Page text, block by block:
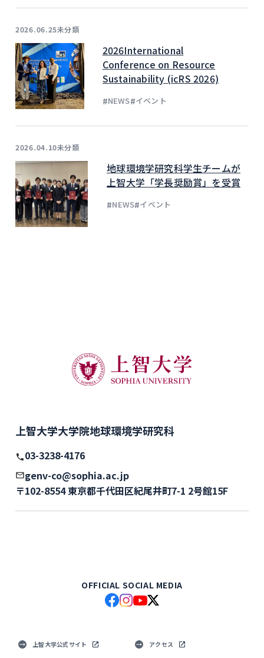
2026.06.25未分類
2026International
Conference on Resource
Sustainability (icRS 2026)
#NEWS#イベント
2026.04.10未分類
地球環境学研究科学生チームが
上智大学「学長奨励賞」を受賞
#NEWS#イベント
上智大学大学院地球環境学研究科
03-3238-4176
genv-co@sophia.ac.jp
〒102-8554 東京都千代田区紀尾井町7-1 2号館15F
OFFICIAL SOCIAL MEDIA
上智大学公式サイト アクセス